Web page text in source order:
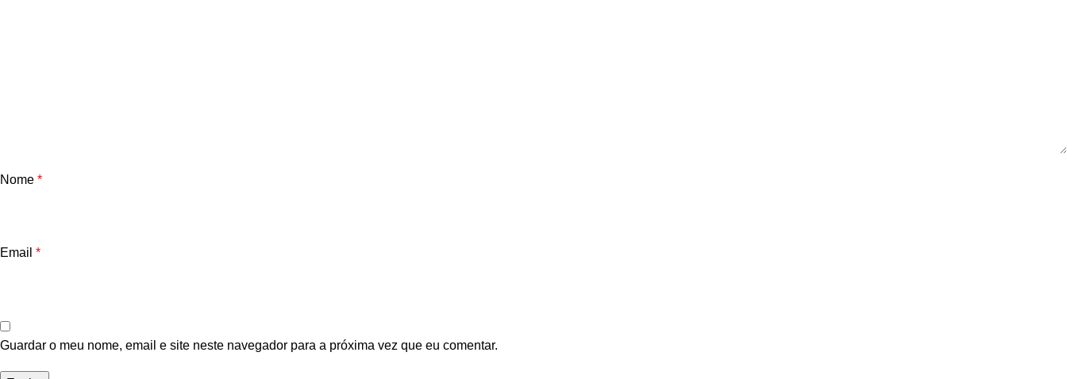
Nome *
Email *
Guardar o meu nome, email e site neste navegador para a próxima vez que eu comentar.